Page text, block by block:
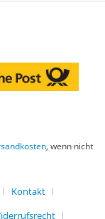
, wenn nicht
Kontakt